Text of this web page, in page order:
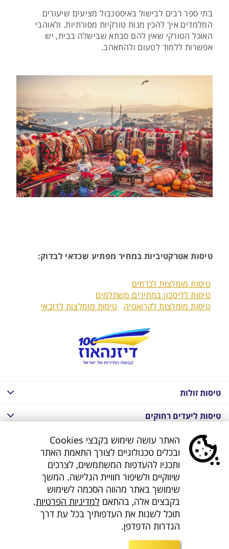
בתי ספר רבים לבישול באיסטנבול מציעים שיעורים
המלמדים איך להכין מנות טורקיות מסורתיות. ולאוהבי
האוכל הטורקי שאין להם סבתא שבישלה בבית, יש
אפשרות ללמוד לטעום ולהתאהב.
טיסות אטרקטיביות במחיר מפתיע שכדאי לבדוק:
טיסות מומלצות לכרתים
טיסות לליסבון במחירים משתלמים
טיסות מומלצות לקרואטיה
טיסות מומלצות לדובאי
טיסות זולות
טיסות ליעדים רחוקים
חבילות נופש בחו"ל
חבילות נופש בחו"ל
חבילות טוס וסע
דילים לחו"ל
קישורים נוספים
האתר עושה שימוש בקבצי Cookies
ובכלים טכנולוגיים לצורך התאמת האתר
ותכניו להעדפות המשתמשים, לצרכים
שיווקיים ולשיפור חוויית הגלישה. המשך
שימושך באתר מהווה הסכמה לשימוש
בקבצים אלה, בהתאם למדיניות הפרטיות.
תוכל לשנות את העדפותיך בכל עת דרך
הגדרות הדפדפן.